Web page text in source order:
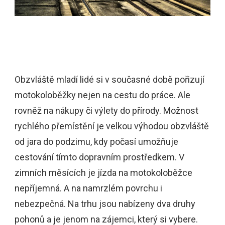
Obzvláště mladí lidé si v současné době pořizují
motokoloběžky nejen na cestu do práce. Ale
rovněž na nákupy či výlety do přírody. Možnost
rychlého přemístění je velkou výhodou obzvláště
od jara do podzimu, kdy počasí umožňuje
cestování tímto dopravním prostředkem. V
zimních měsících je jízda na motokoloběžce
nepříjemná. A na namrzlém povrchu i
nebezpečná. Na trhu jsou nabízeny dva druhy
pohonů a je jenom na zájemci, který si vybere.